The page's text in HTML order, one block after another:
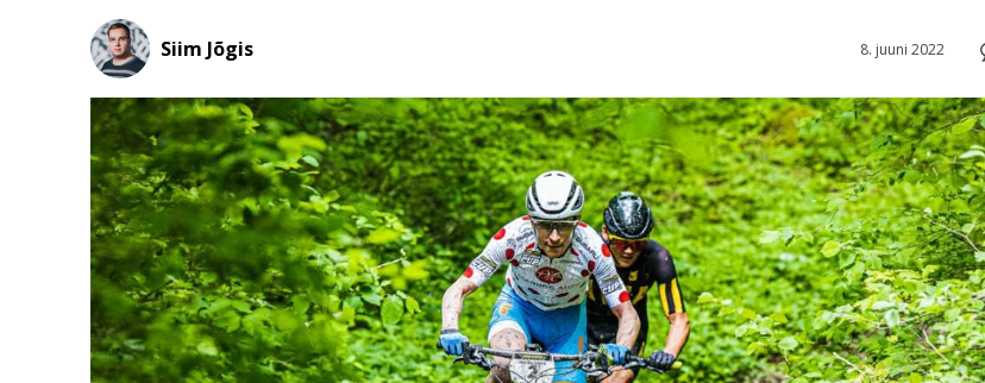
8. juuni 2022
Siim Jõgis